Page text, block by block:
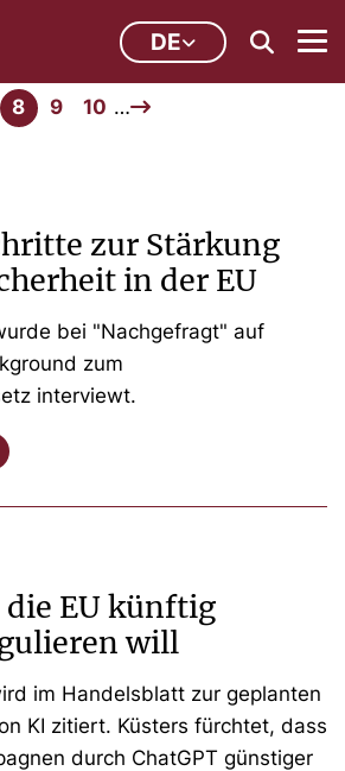
DE
8 9 10 …
zur Stärkung
in der EU
bei "Nachgefragt" auf
zum
interviewt.
EU künftig
will
im Handelsblatt zur geplanten
KI zitiert. Küsters fürchtet, dass
durch ChatGPT günstiger